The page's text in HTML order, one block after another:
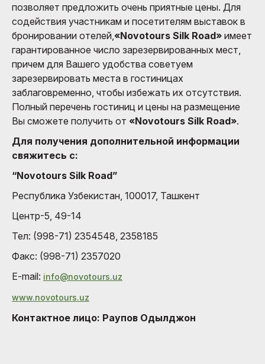
позволяет предложить очень приятные цены. Для
содействия участникам и посетителям выставок в
бронировании отелей, «Novotours Silk Road» имеет
гарантированное число зарезервированных мест,
причем для Вашего удобства советуем
зарезервировать места в гостиницах
заблаговременно, чтобы избежать их отсутствия.
Полный перечень гостиниц и цены на размещение
Вы сможете получить от «Novotours Silk Road».
Для получения дополнительной информации
свяжитесь с:
“Novotours Silk Road”
Республика Узбекистан, 100017, Ташкент
Центр-5, 49-14
Тел: (998-71) 2354548, 2358185
Факс: (998-71) 2357020
E-mail: info@novotours.uz
www.novotours.uz
Контактное лицо: Раупов Одылджон